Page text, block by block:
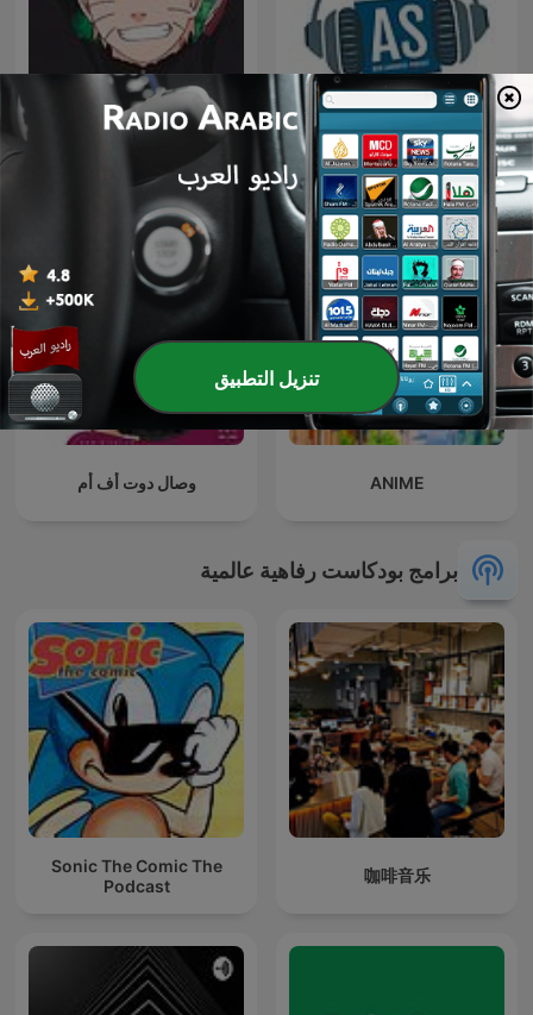
Let`s talk about AS - Dein
Landkreis-Podcast
Amberg-Sulzbach
ANIME وصال دوت أف أم
برامج بودكاست رفاهية عالمية
咖啡音乐
Sonic The Comic The
Podcast
تنزيل التطبيق